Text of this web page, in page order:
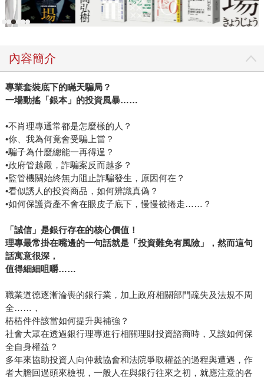
內容簡介
專業套裝底下的瞞天騙局？
一場動搖「銀本」的投資風暴……
•不肖理專通常都是怎麼樣的人？
•你、我為何竟會受騙上當？
•騙子為什麼總能一再得逞？
•政府管越嚴，詐騙案反而越多？
•監管機關始終無力阻止詐騙發生，原因何在？
•看似誘人的投資商品，如何辨識真偽？
•如何保護資產不會在眼皮子底下，慢慢被捲走……？
「誠信」是銀行存在的核心價值！
理專最常掛在嘴邊的一句話就是「投資難免有風險」，然而這句
話寓意很深，
值得細細咀嚼……
職業道德逐漸淪喪的銀行業，加上政府相關部門疏失及法規不周
全……，
樁樁件件該當如何提升與補強？
社會大眾在透過銀行理專進行相關理財投資諮商時，又該如何保
全自身權益？
多年來協助投資人向仲裁協會和法院爭取權益的過程與遭遇，作
者大膽回過頭來檢視，一般人在與銀行往來之初，就應注意的各